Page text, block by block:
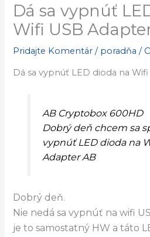
Dá sa vypnúť
Wifi USB
Pridajte Komentár / poradňa /
Dá sa vypnúť LED dioda na
AB Cryptobox 600HD
Dobrý deň chcem sa
vypnúť LED dioda na
Adapter AB
Dobrý deň.
Nie nedá sa vypnúť na wifi
je to samostatný HW a táto